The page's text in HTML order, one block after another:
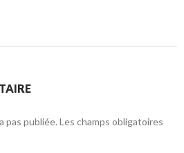
pas publiée. Les champs obligatoires